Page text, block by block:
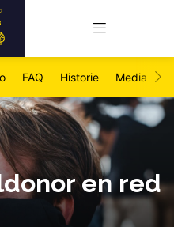
FAQ Historie Media
en red